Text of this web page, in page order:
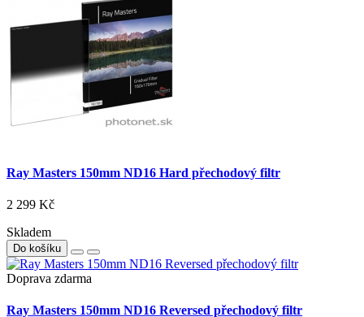
Ray Masters 150mm ND16 Hard přechodový filtr
2 299 Kč
Skladem
Do košíku
Doprava zdarma
Ray Masters 150mm ND16 Reversed přechodový filtr